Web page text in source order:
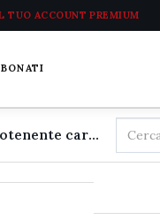
TUO ACCOUNT PREMIUM
Arma dei Carabinieri in lutto: se n'è andato troppo presto il luogotenente carica speciale Tommaso Stracqualursi
Cerca
nel